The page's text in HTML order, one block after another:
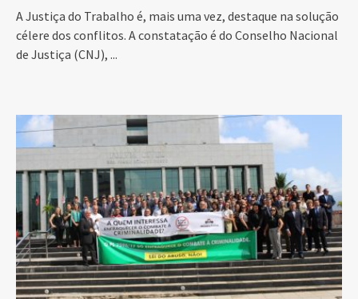
A Justiça do Trabalho é, mais uma vez, destaque na solução
célere dos conflitos. A constatação é do Conselho Nacional
de Justiça (CNJ), ...